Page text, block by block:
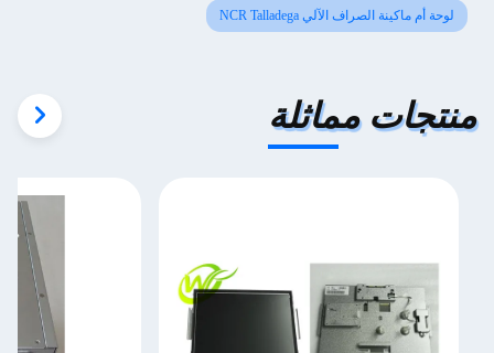
لوحة أم ماكينة الصراف الآلي NCR Talladega
منتجات مماثلة